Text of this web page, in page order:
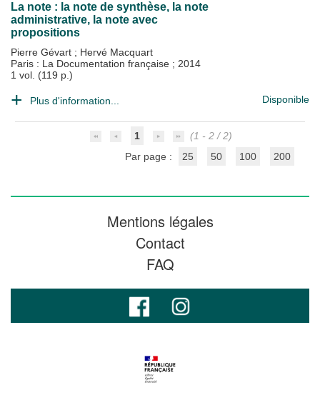
La note : la note de synthèse, la note
administrative, la note avec
propositions
Pierre Gévart ; Hervé Macquart
Paris : La Documentation française ; 2014
1 vol. (119 p.)
Plus d'information... Disponible
1
(1 - 2 / 2)
Par page :
25 50 100 200
Mentions légales
Contact
FAQ